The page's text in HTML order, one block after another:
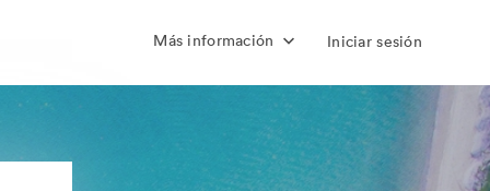
Más información Iniciar sesión